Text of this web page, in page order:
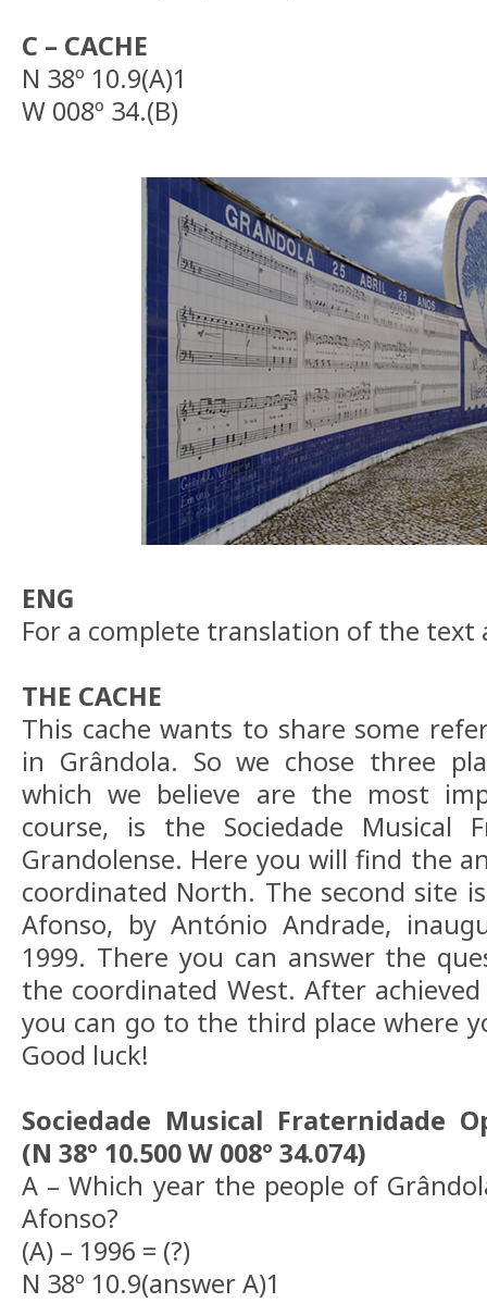
C – CACHE
N 38º 10.9(A)1
W 008º 34.(B)
ENG
For a complete translation of the text
THE CACHE
This cache wants to share some
in Grândola. So we chose three
which we believe are the most
course, is the Sociedade Musical
Grandolense. Here you will find the
coordinated North. The second site
Afonso, by António Andrade,
1999. There you can answer the
the coordinated West. After
you can go to the third place where
Good luck!
Sociedade Musical Fraternidade
(N 38º 10.500 W 008º 34.074)
A – Which year the people of
Afonso?
(A) – 1996 = (?)
N 38º 10.9(answer A)1